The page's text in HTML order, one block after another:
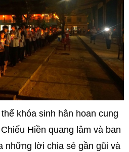
khóa sinh hân hoan cung
Hiền quang lâm và ban
những lời chia sẻ gần gũi và